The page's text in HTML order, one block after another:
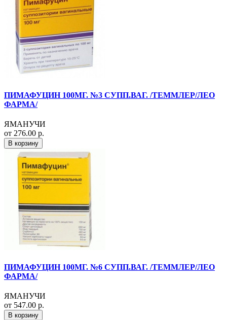
ПИМАФУЦИН 100МГ. №3 СУПП.ВАГ. /ТЕММЛЕР/ЛЕО
ФАРМА/
ЯМАНУЧИ
от 276.00 р.
В корзину
ПИМАФУЦИН 100МГ. №6 СУПП.ВАГ. /ТЕММЛЕР/ЛЕО
ФАРМА/
ЯМАНУЧИ
от 547.00 р.
В корзину